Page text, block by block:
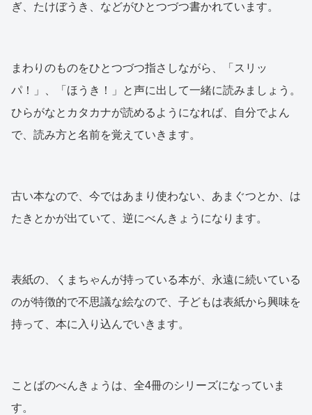
ぎ、たけぼうき、などがひとつづつ書かれています。
まわりのものをひとつづつ指さしながら、「スリッ
パ！」、「ほうき！」と声に出して一緒に読みましょう。
ひらがなとカタカナが読めるようになれば、自分でよん
で、読み方と名前を覚えていきます。
古い本なので、今ではあまり使わない、あまぐつとか、は
たきとかが出ていて、逆にべんきょうになります。
表紙の、くまちゃんが持っている本が、永遠に続いている
のが特徴的で不思議な絵なので、子どもは表紙から興味を
持って、本に入り込んでいきます。
ことばのべんきょうは、全4冊のシリーズになっていま
す。